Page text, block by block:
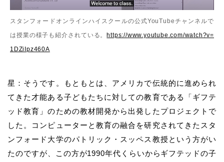
スタンフォードオンラインハイスクールの公式YouTubeチャンネルで
は授業の様子も紹介されている。https://www.youtube.com/watch?v=
1DZiIpz460A
星：そうです。もともとは、アメリカで伝統的に進められ
てきた才能ある子どもたちに対しての教育である「ギフテ
ッド教育」のための教材開発から出発したプロジェクトで
した。コンピューターと教育の融合を研究されてきたスタ
ンフォード大学のパトリック・スッペス教授という方がい
たのですが、この方が1990年代くらいからギフテッドの子